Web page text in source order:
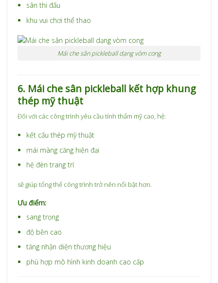
sân thi đấu
khu vui chơi thể thao
Mái che sân pickleball dạng vòm cong
6. Mái che sân pickleball kết hợp khung
thép mỹ thuật
Đối với các công trình yêu cầu tính thẩm mỹ cao, hệ:
kết cấu thép mỹ thuật
mái màng căng hiện đại
hệ đèn trang trí
sẽ giúp tổng thể công trình trở nên nổi bật hơn.
Ưu điểm:
sang trọng
độ bền cao
tăng nhận diện thương hiệu
phù hợp mô hình kinh doanh cao cấp